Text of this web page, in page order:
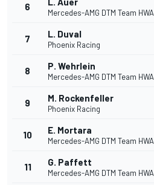
6
Mercedes-AMG DTM Team HWA
7 L. Duval
Phoenix Racing
8 P. Wehrlein
Mercedes-AMG DTM Team HWA
9 M. Rockenfeller
Phoenix Racing
10 E. Mortara
Mercedes-AMG DTM Team HWA
11 G. Paffett
Mercedes-AMG DTM Team HWA